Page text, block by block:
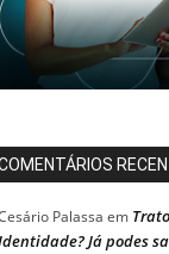
Palassa em
Já podes